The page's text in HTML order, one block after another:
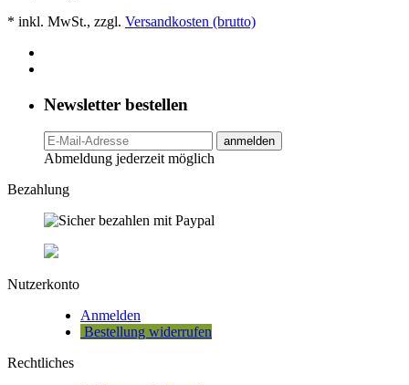
* inkl. MwSt., zzgl. Versandkosten (brutto)
Newsletter bestellen
anmelden
Abmeldung jederzeit möglich
Bezahlung
Nutzerkonto
Anmelden
Bestellung widerrufen
Rechtliches